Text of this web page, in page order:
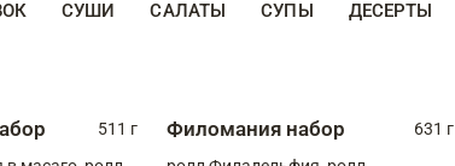
СУШИ САЛАТЫ СУПЫ ДЕСЕРТЫ
511 г
Филомания набор
631 г